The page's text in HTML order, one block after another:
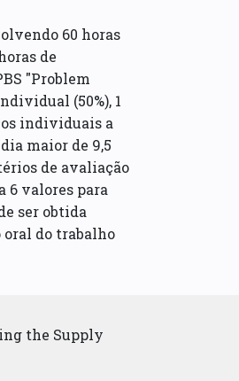
60 horas
de
"Problem
(50%), 1
individuais a
maior de 9,5
de avaliação
6 valores para
ser obtida
oral do trabalho
the Supply